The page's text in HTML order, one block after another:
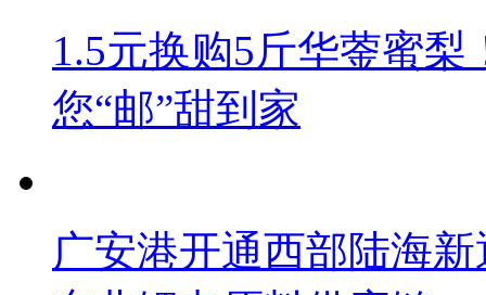
1.5元换购5斤华蓥蜜梨
您“邮”甜到家
广安港开通西部陆海